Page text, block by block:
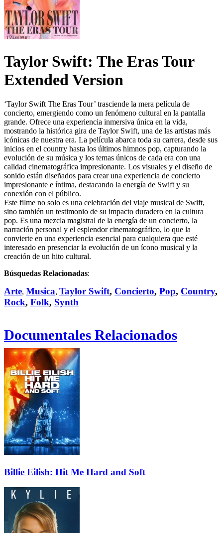
Taylor Swift: The Eras Tour
Extended Version
‘Taylor Swift The Eras Tour’ trasciende la mera película de
concierto, emergiendo como un fenómeno cultural en la pantalla
grande. Ofrece una experiencia inmersiva única en la vida,
mostrando la histórica gira de Taylor Swift, una de las artistas más
icónicas de nuestra era. La película abarca toda su carrera, desde sus
inicios en el country hasta los últimos himnos pop, capturando la
evolución de su música y los temas únicos de cada era con una
calidad cinematográfica impresionante. Los visuales y el diseño de
sonido están diseñados para crear una experiencia de concierto
impresionante e íntima, destacando la energía de Swift y su
conexión con el público.
Este filme no solo es una celebración del viaje musical de Swift,
sino también un testimonio de su impacto duradero en la cultura
pop. Es una mezcla magistral de la energía de un concierto, la
narración personal y el esplendor cinematográfico, lo que la
convierte en una experiencia esencial para cualquiera que esté
interesado en presenciar la evolución de un ícono musical y la
creación de un hito cultural.
Búsquedas Relacionadas:
Arte, Musica, Taylor Swift, Concierto, Pop, Country,
Rock, Folk, Synth
Documentales Relacionados
Billie Eilish: Hit Me Hard and Soft